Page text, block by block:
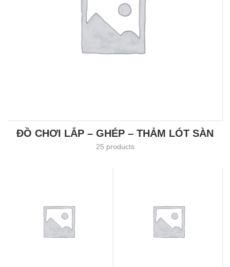
ĐỒ CHƠI LẮP – GHÉP – THẢM LÓT SÀN
25 products